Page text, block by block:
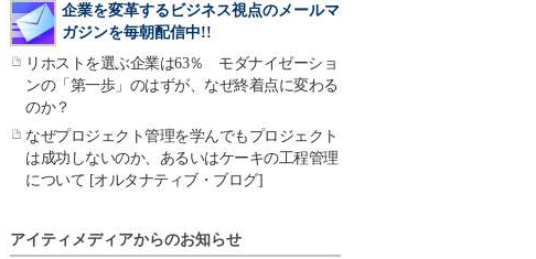
企業を変革するビジネス視点のメールマ
ガジンを毎朝配信中!!
リホストを選ぶ企業は63％ モダナイゼーショ
ンの「第一歩」のはずが、なぜ終着点に変わる
のか？
なぜプロジェクト管理を学んでもプロジェクト
は成功しないのか、あるいはケーキの工程管理
について [オルタナティブ・ブログ]
アイティメディアからのお知らせ